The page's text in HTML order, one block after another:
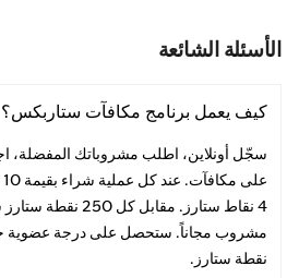
الأسئلة الشائعة
كيف يعمل برنامج مكافآت ستاربكس؟
سجّل أونلاين، اطلب مشروباتك المفضلة،
4 نقاط ستارز. مقابل
نقطة ستارز.